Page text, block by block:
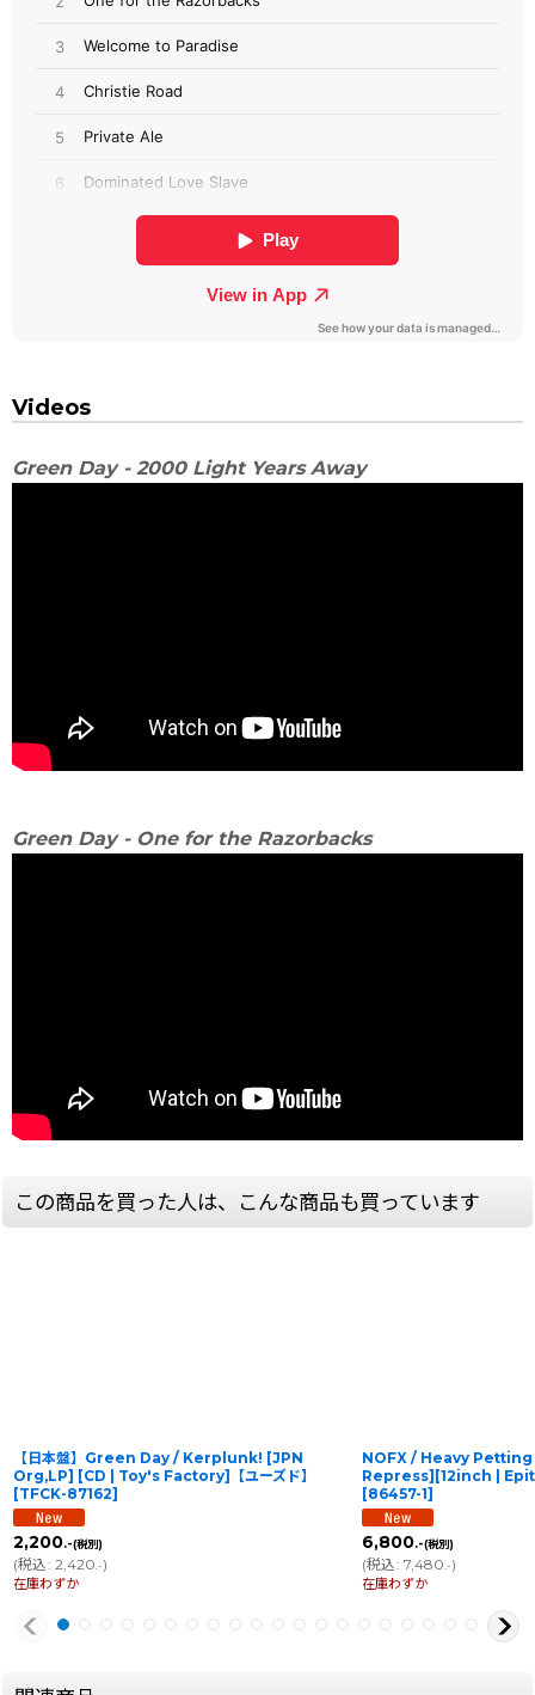
Videos
Green Day - 2000 Light Years Away
Green Day - One for the Razorbacks
この商品を買った人は、こんな商品も買っています
【日本盤】Green Day / Kerplunk! [JPN
Org,LP] [CD | Toy's Factory]【ユーズド】
[TFCK-87162]
2,200.-(税別)
(税込: 2,420 .-)
在庫わずか
NOFX / Heavy
Repress][12inch |
[86457-1]
6,800.-(税別)
(税込: 7,480 .-)
在庫わずか